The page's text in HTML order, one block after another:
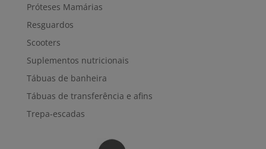
Próteses Mamárias
Resguardos
Scooters
Suplementos nutricionais
Tábuas de banheira
Tábuas de transferência e afins
Trepa-escadas